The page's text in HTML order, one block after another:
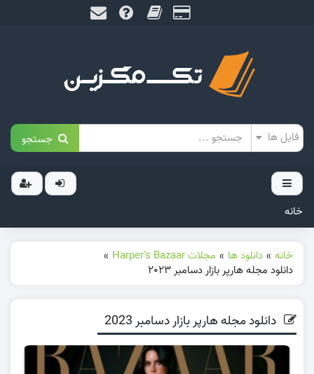
جستجو
خانه
خانه » دانلود ها » مجلات Harper's Bazaar
»
دانلود مجله هارپر بازار دسامبر 2023
دانلود مجله هارپر بازار دسامبر 2023